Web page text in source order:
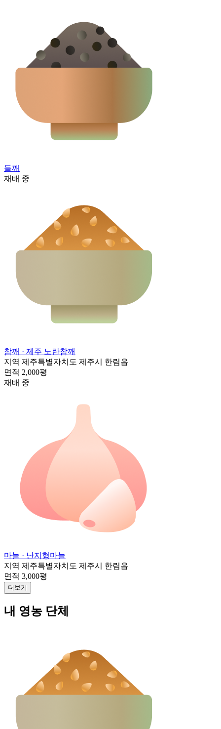
들깨
재배 중
참깨 · 제주 노란참깨
지역 제주특별자치도 제주시 한림읍
면적 2,000평
재배 중
마늘 · 난지형마늘
지역 제주특별자치도 제주시 한림읍
면적 3,000평
더보기
내 영농 단체